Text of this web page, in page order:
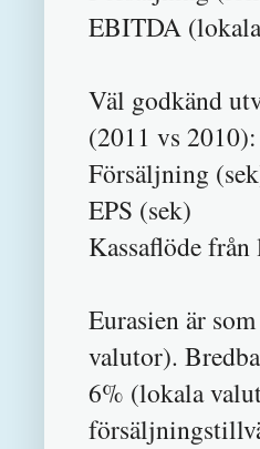
EBITDA
Väl godkänd
(2011 vs 2010):
Kassaflöde
Eurasien är
valutor).
6% (lokala